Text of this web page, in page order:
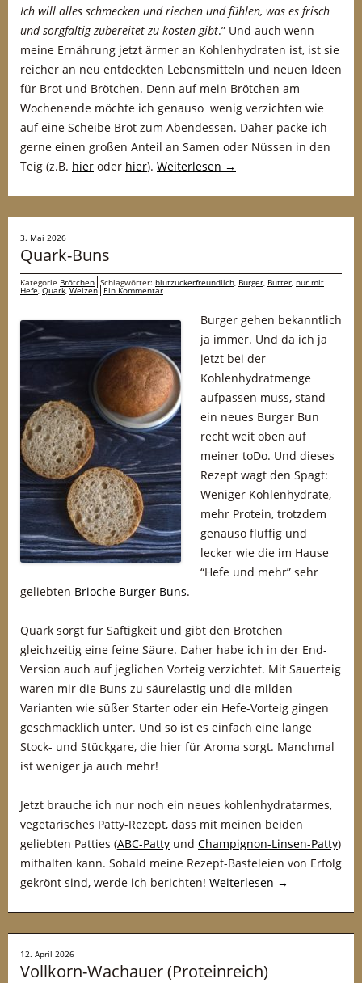
Ich will alles schmecken und riechen und fühlen, was es frisch
und sorgfältig zubereitet zu kosten gibt.” Und auch wenn
meine Ernährung jetzt ärmer an Kohlenhydraten ist, ist sie
reicher an neu entdeckten Lebensmitteln und neuen Ideen
für Brot und Brötchen. Denn auf mein Brötchen am
Wochenende möchte ich genauso wenig verzichten wie
auf eine Scheibe Brot zum Abendessen. Daher packe ich
gerne einen großen Anteil an Samen oder Nüssen in den
Teig (z.B. hier oder hier). Weiterlesen →
3. Mai 2026
Quark-Buns
Kategorie Brötchen Schlagwörter: blutzuckerfreundlich, Burger, Butter, nur mit
Hefe,Quark,Weizen Ein Kommentar
Burger gehen bekanntlich
ja immer. Und da ich ja
jetzt bei der
Kohlenhydratmenge
aufpassen muss, stand
ein neues Burger Bun
recht weit oben auf
meiner toDo. Und dieses
Rezept wagt den Spagt:
Weniger Kohlenhydrate,
mehr Protein, trotzdem
genauso fluffig und
lecker wie die im Hause
“Hefe und mehr” sehr
geliebten Brioche Burger Buns.
Quark sorgt für Saftigkeit und gibt den Brötchen
gleichzeitig eine feine Säure. Daher habe ich in der End-
Version auch auf jeglichen Vorteig verzichtet. Mit Sauerteig
waren mir die Buns zu säurelastig und die milden
Varianten wie süßer Starter oder ein Hefe-Vorteig gingen
geschmacklich unter. Und so ist es einfach eine lange
Stock- und Stückgare, die hier für Aroma sorgt. Manchmal
ist weniger ja auch mehr!
Jetzt brauche ich nur noch ein neues kohlenhydratarmes,
vegetarisches Patty-Rezept, dass mit meinen beiden
geliebten Patties (ABC-Patty und Champignon-Linsen-Patty)
mithalten kann. Sobald meine Rezept-Basteleien von Erfolg
gekrönt sind, werde ich berichten! Weiterlesen →
12. April 2026
Vollkorn-Wachauer (Proteinreich)